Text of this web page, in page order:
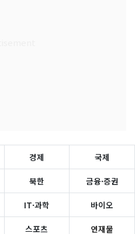
경제 국제
북한 금융·증권
IT·과학 바이오
스포츠 연재물